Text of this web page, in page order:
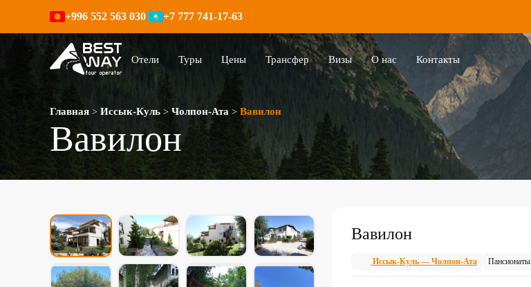
+996 552 563 030 +7 777 741-17-63
Отели Туры Цены Трансфер Визы О нас Контакты
Главная > Иссык-Куль > Чолпон-Ата > Вавилон
Вавилон
Вавилон
Иссык-Куль — Чолпон-Ата Пансионаты